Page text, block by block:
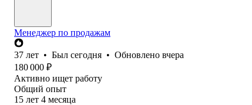
Менеджер по продажам
37 лет • Был сегодня • Обновлено вчера
180 000 ₽
Активно ищет работу
Общий опыт
15 лет 4 месяца